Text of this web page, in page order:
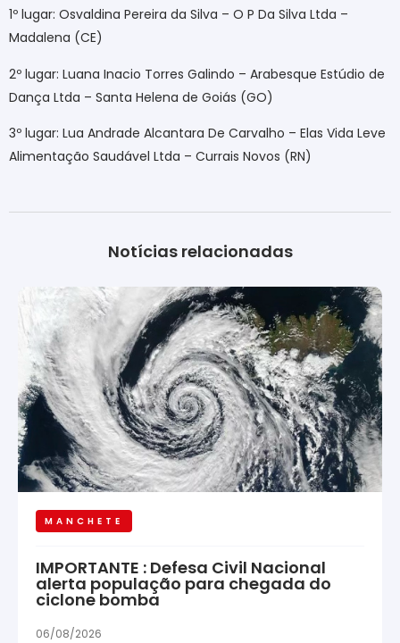
1º lugar: Osvaldina Pereira da Silva – O P Da Silva Ltda –
Madalena (CE)
2º lugar: Luana Inacio Torres Galindo – Arabesque Estúdio de
Dança Ltda – Santa Helena de Goiás (GO)
3º lugar: Lua Andrade Alcantara De Carvalho – Elas Vida Leve
Alimentação Saudável Ltda – Currais Novos (RN)
Notícias relacionadas
MANCHETE
IMPORTANTE : Defesa Civil Nacional
alerta população para chegada do
ciclone bomba
06/08/2026